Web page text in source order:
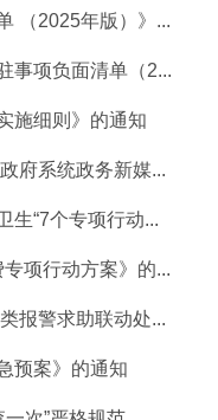
（2025年版）》...
事项负面清单（2...
施细则》的通知
府系统政务新媒...
生“7个专项行动...
项行动方案》的...
报警求助联动处...
预案》的通知